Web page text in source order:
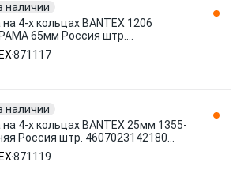
наличии
на 4-х кольцах BANTEX 1206
65мм Россия штр.
871117
871117
наличии
на 4-х кольцах BANTEX 25мм 1355-
Россия штр. 4607023142180
871119